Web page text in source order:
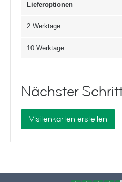
Lieferoptionen
2 Werktage
10 Werktage
Nächster
Visitenkarten erstellen